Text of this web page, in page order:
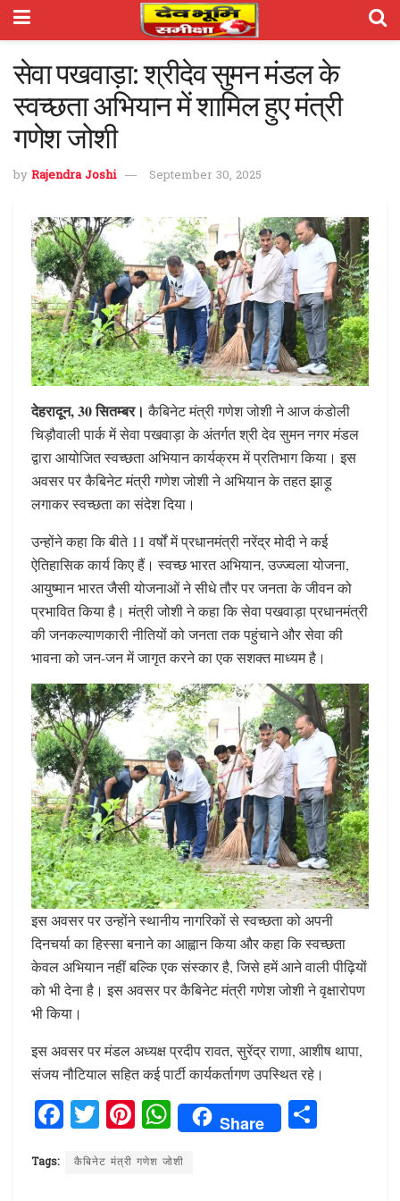
सेवा पखवाड़ा: श्रीदेव सुमन मंडल के
स्वच्छता अभियान में शामिल हुए मंत्री
गणेश जोशी
by Rajendra Joshi September 30, 2025
देहरादून, 30 सितम्बर। कैबिनेट मंत्री गणेश जोशी ने आज कंडोली
चिड़ौवाली पार्क में सेवा पखवाड़ा के अंतर्गत श्री देव सुमन नगर मंडल
द्वारा आयोजित स्वच्छता अभियान कार्यक्रम में प्रतिभाग किया। इस
अवसर पर कैबिनेट मंत्री गणेश जोशी ने अभियान के तहत झाड़ू
लगाकर स्वच्छता का संदेश दिया।
उन्होंने कहा कि बीते 11 वर्षों में प्रधानमंत्री नरेंद्र मोदी ने कई
ऐतिहासिक कार्य किए हैं। स्वच्छ भारत अभियान, उज्ज्वला योजना,
आयुष्मान भारत जैसी योजनाओं ने सीधे तौर पर जनता के जीवन को
प्रभावित किया है। मंत्री जोशी ने कहा कि सेवा पखवाड़ा प्रधानमंत्री
की जनकल्याणकारी नीतियों को जनता तक पहुंचाने और सेवा की
भावना को जन-जन में जागृत करने का एक सशक्त माध्यम है।
इस अवसर पर उन्होंने स्थानीय नागरिकों से स्वच्छता को अपनी
दिनचर्या का हिस्सा बनाने का आह्वान किया और कहा कि स्वच्छता
केवल अभियान नहीं बल्कि एक संस्कार है, जिसे हमें आने वाली पीढ़ियों
को भी देना है। इस अवसर पर कैबिनेट मंत्री गणेश जोशी ने वृक्षारोपण
भी किया।
इस अवसर पर मंडल अध्यक्ष प्रदीप रावत, सुरेंद्र राणा, आशीष थापा,
संजय नौटियाल सहित कई पार्टी कार्यकर्तागण उपस्थित रहे।
F
a
ce
T
w
it
Pi
n
te
W
h
at
Share
Tags: कैबिनेट मंत्री गणेश जोशी